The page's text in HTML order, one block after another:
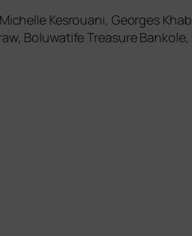
Kesrouani, Georges
Boluwatife Treasure